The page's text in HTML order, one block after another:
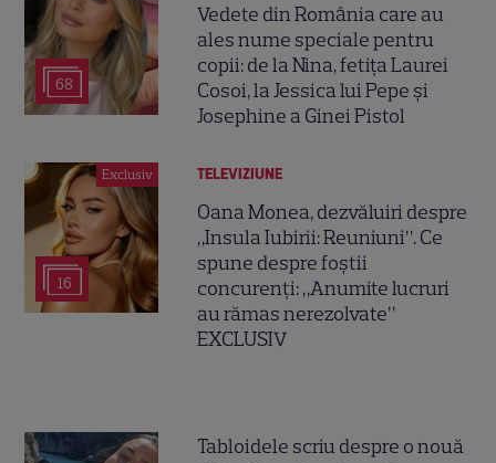
68
Vedete din România care au
ales nume speciale pentru
copii: de la Nina, fetița Laurei
Cosoi, la Jessica lui Pepe și
Josephine a Ginei Pistol
Exclusiv
16
TELEVIZIUNE
Oana Monea, dezvăluiri despre
„Insula Iubirii: Reuniuni”. Ce
spune despre foștii
concurenți: „Anumite lucruri
au rămas nerezolvate”
EXCLUSIV
Tabloidele scriu despre o nouă